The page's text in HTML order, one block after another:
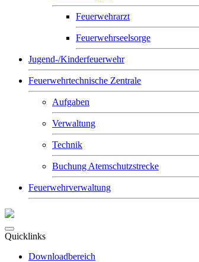
Feuerwehrarzt
Feuerwehrseelsorge
Jugend-/Kinderfeuerwehr
Feuerwehrtechnische Zentrale
Aufgaben
Verwaltung
Technik
Buchung Atemschutzstrecke
Feuerwehrverwaltung
Quicklinks
Downloadbereich